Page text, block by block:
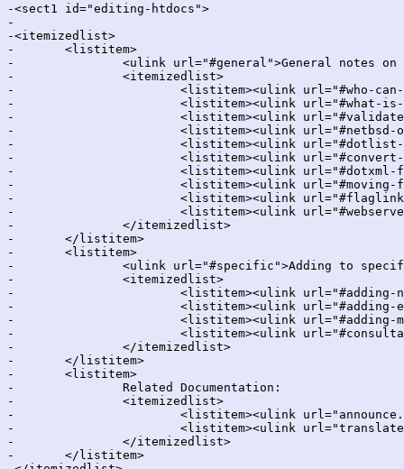
-<sect1 id="editing-htdocs">
-
-<itemizedlist>
-	<listitem>
-		<ulink url="#general">General notes on htdocs</ulink>
-		<itemizedlist>
-			<listitem><ulink url="#who-can-edit">Who can edit htdocs</ulink></listitem>
-			<listitem><ulink url="#what-is-required">What is required to edit htdocs</ulink></listitem>
-			<listitem><ulink url="#validate-html">Validate your HTML</ulink></listitem>
-			<listitem><ulink url="#netbsd-org">NetBSD.org naming scheme</ulink></listitem>
-			<listitem><ulink url="#dotlist-files">What are .list files?</ulink></listitem>
-			<listitem><ulink url="#convert-to-xml">Converting to XML</ulink></listitem>
-			<listitem><ulink url="#dotxml-files">Processing .xml (docbook-website) files</ulink></listitem>
-			<listitem><ulink url="#moving-files">Renaming or moving files</ulink></listitem>
-			<listitem><ulink url="#flaglinks">What is the reasoning behind the flag links with empty.gif?</ulink></listitem>
-			<listitem><ulink url="#webserver">How do the pages get to the web server, and when?</ulink></listitem>
-		</itemizedlist>
-	</listitem>
-	<listitem>
-		<ulink url="#specific">Adding to specific areas</ulink>
-		<itemizedlist>
-			<listitem><ulink url="#adding-news-items">Adding News Items</ulink></listitem>
-			<listitem><ulink url="#adding-events">Adding Events</ulink></listitem>
-			<listitem><ulink url="#adding-mailinglists">Adding to/editing the MailingLists page</ulink></listitem>
-			<listitem><ulink url="#consultants">Consultants for hire</ulink></listitem>
-		</itemizedlist>
-	</listitem>
-	<listitem>
-		Related Documentation:
-		<itemizedlist>
-  			<listitem><ulink url="announce.html">News story guidelines</ulink></listitem>
-  			<listitem><ulink url="translate.html">Translating htdocs</ulink></listitem>
-		</itemizedlist>
-	</listitem>